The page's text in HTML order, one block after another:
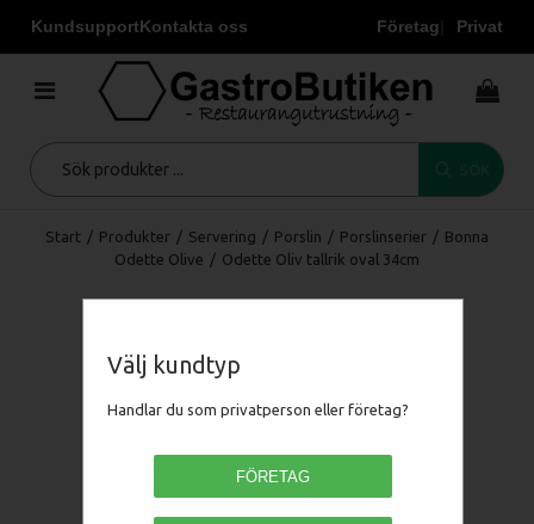
KundsupportKontakta oss Företag Privat
Välj kundtyp
Handlar du som privatperson eller företag?
FÖRETAG
Start / Produkter / Servering / Porslin / Porslinserier / Bonna
Odette Olive / Odette Oliv tallrik oval 34cm